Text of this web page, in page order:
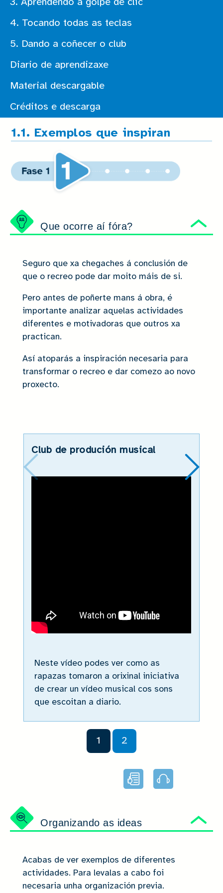
3. Aprendendo a golpe de clic
4. Tocando todas as teclas
5. Dando a coñecer o club
Diario de aprendizaxe
Material descargable
Créditos e descarga
1.1. Exemplos que inspiran
Que ocorre aí fóra?
Lectura
facilitada
Audio
Seguro que xa chegaches á conclusión de
que o recreo pode dar moito máis de si.
Pero antes de poñerte mans á obra, é
importante analizar aquelas actividades
diferentes e motivadoras que outros xa
practican.
Así atoparás a inspiración necesaria para
transformar o recreo e dar comezo ao novo
proxecto.
Club de produción musical
Neste vídeo podes ver como as
rapazas tomaron a orixinal iniciativa
de crear un vídeo musical cos sons
que escoitan a diario.
1 2
Organizando as ideas
Acabas de ver exemplos de diferentes
actividades. Para levalas a cabo foi
necesaria unha organización previa.